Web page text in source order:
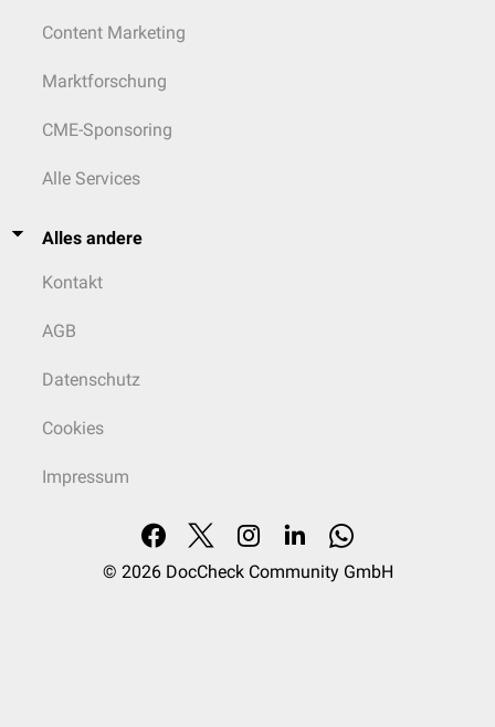
Content Marketing
Marktforschung
CME-Sponsoring
Alle Services
Alles andere
Kontakt
AGB
Datenschutz
Cookies
Impressum
© 2026 DocCheck Community GmbH